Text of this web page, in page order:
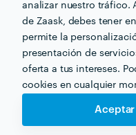
analizar nuestro tráfico.
de Zaask, debes tener
permite la
presentación de
oferta a tus intereses.
cookies en cualquier
Aceptar